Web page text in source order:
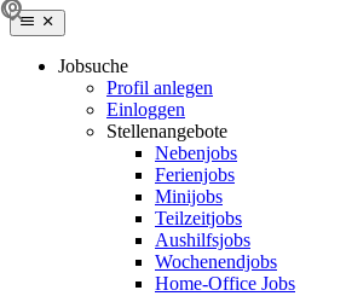
Jobsuche
Profil anlegen
Einloggen
Stellenangebote
Nebenjobs
Ferienjobs
Minijobs
Teilzeitjobs
Aushilfsjobs
Wochenendjobs
Home-Office Jobs